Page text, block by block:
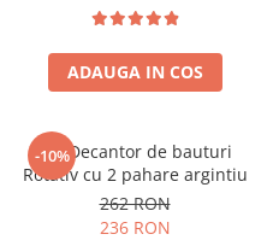
ADAUGA IN COS
-10%
Set Decantor de bauturi
Rotativ cu 2 pahare argintiu
262 RON
236 RON